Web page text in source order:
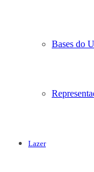
Bases do
Lazer